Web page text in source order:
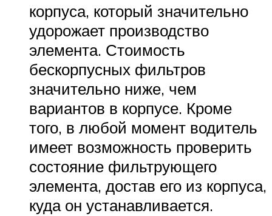
корпуса, который значительно
удорожает производство
элемента. Стоимость
бескорпусных фильтров
значительно ниже, чем
вариантов в корпусе. Кроме
того, в любой момент водитель
имеет возможность проверить
состояние фильтрующего
элемента, достав его из корпуса,
куда он устанавливается.